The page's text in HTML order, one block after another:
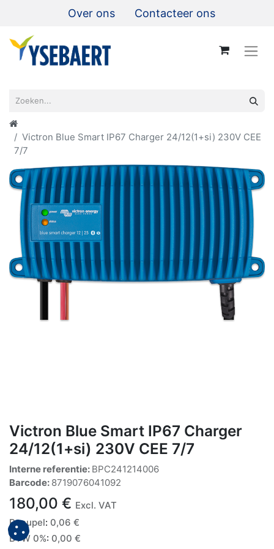
Over ons Contacteer ons
Victron Blue Smart IP67 Charger 24/12(1+si) 230V CEE
7/7
Victron Blue Smart IP67 Charger
24/12(1+si) 230V CEE 7/7
Interne referentie: BPC241214006
Barcode: 8719076041092
180,00 € Excl. VAT
Recupel: 0,06 €
BTW 0%: 0,00 €